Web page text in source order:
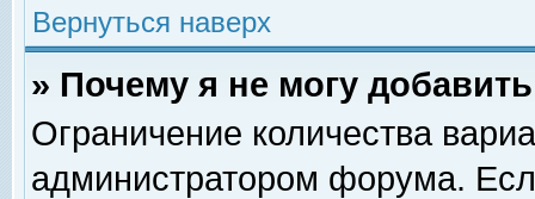
Вернуться наверх
» Почему я не могу
Ограничение количества
администратором форума.